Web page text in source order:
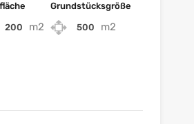
200 m2
Grundstücksgröße
500 m2